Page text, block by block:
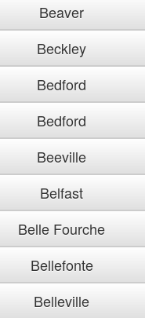
Beaver
Beckley
Bedford
Bedford
Beeville
Belfast
Belle Fourche
Bellefonte
Belleville